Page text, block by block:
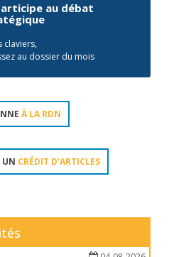
au débat
claviers,
au dossier du mois
À LA RDN
UN CRÉDIT D'ARTICLES